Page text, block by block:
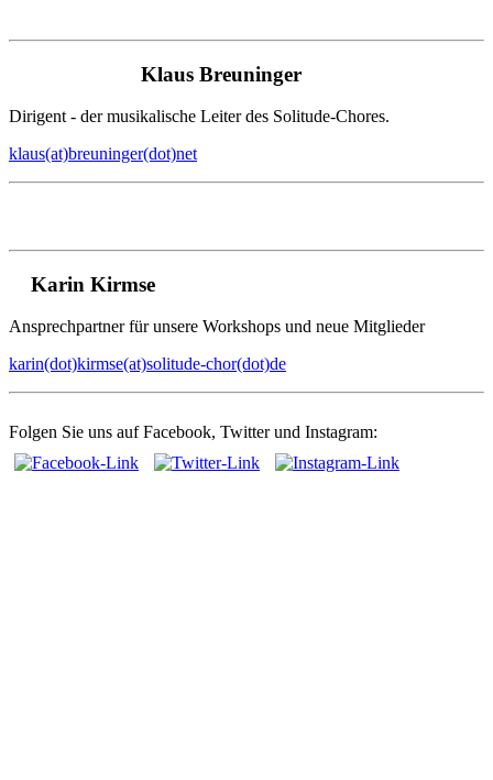
Klaus Breuninger
Dirigent - der musikalische Leiter des Solitude-Chores.
klaus(at)breuninger(dot)net
Karin Kirmse
Ansprechpartner für unsere Workshops und neue Mitglieder
karin(dot)kirmse(at)solitude-chor(dot)de
Folgen Sie uns auf Facebook, Twitter und Instagram: